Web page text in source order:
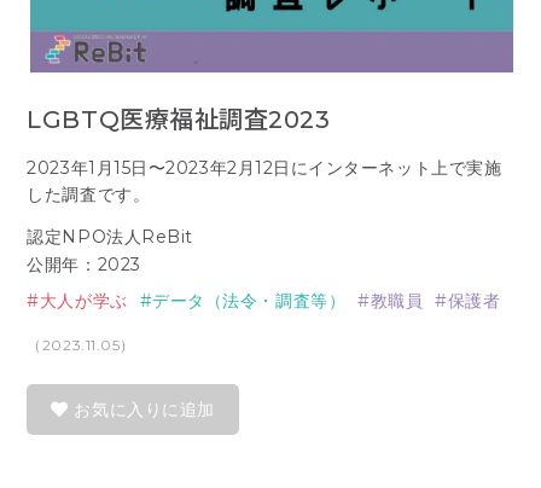
LGBTQ医療福祉調査2023
2023年1月15日〜2023年2月12日にインターネット上で実施
した調査です。
認定NPO法人ReBit
公開年：2023
大人が学ぶ
データ（法令・調査等） 教職員 保護者
（2023.11.05）
お気に入りに追加